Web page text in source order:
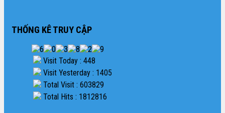
THỐNG KÊ TRUY CẬP
Visit Today : 448
Visit Yesterday : 1405
Total Visit : 603829
Total Hits : 1812816